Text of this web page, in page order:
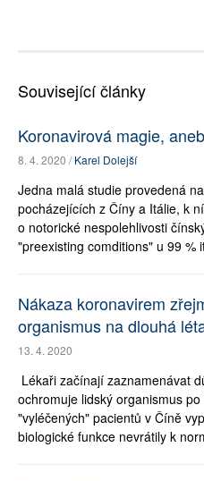
Související články
Koronavirová magie,
8. 4. 2020 /Karel Dolejší
Jedna malá studie provedená
pocházejících z Číny a Itálie, k
o notorické nespolehlivosti
"preexisting comditions" u 99 %
Nákaza koronavirem
organismus na dlouhá
13. 4. 2020
Lékaři začínají zaznamenávat
ochromuje lidský organismus
"vyléčených" pacientů v Číně
biologické funkce nevrátily k